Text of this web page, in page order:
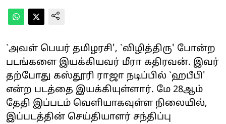
`அவள் பெயர் தமிழரசி', `விழித்திரு' போன்ற
படங்களை இயக்கியவர் மீரா கதிரவன். இவர்
தற்போது கஸ்தூரி ராஜா நடிப்பில் `ஹபீபி'
என்ற படத்தை இயக்கியுள்ளார். மே 28ஆம்
தேதி இப்படம் வெளியாகவுள்ள நிலையில்,
இப்படத்தின் செய்தியாளர் சந்திப்பு